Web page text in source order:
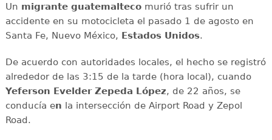
Un migrante guatemaltecomurió tras sufrir un
accidente en su motocicleta el pasado 1 de agosto en
Santa Fe, Nuevo México, Estados Unidos.
De acuerdo con autoridades locales, el hecho se registró
alrededor de las 3:15 de la tarde (hora local), cuando
Yeferson Evelder Zepeda López, de 22 años, se
conducía en la intersección de Airport Road y Zepol
Road.